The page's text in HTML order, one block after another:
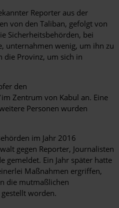
Reporter aus der
von den Taliban, gefolgt von
Sicherheitsbehörden, bei
unternahmen wenig, um ihn zu
die Provinz, um sich in
den
im Zentrum von Kabul an. Eine
Personen wurden
im Jahr 2016
gegen Reporter, Journalisten
gemeldet. Ein Jahr später hatte
Maßnahmen ergriffen,
die mutmaßlichen
worden.